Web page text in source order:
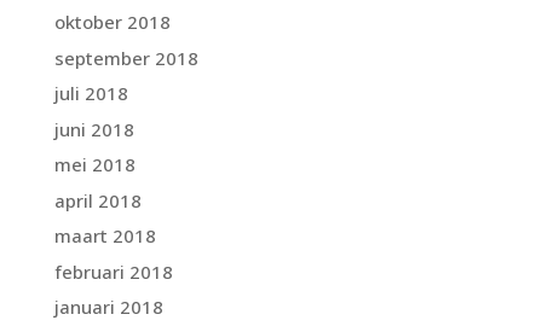
oktober 2018
september 2018
juli 2018
juni 2018
mei 2018
april 2018
maart 2018
februari 2018
januari 2018